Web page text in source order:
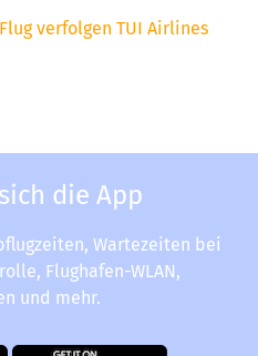
Flug verfolgen TUI Airlines
die App
Wartezeiten bei
Flughafen-WLAN,
und mehr.